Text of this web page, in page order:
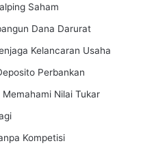
Saham
Dana Darurat
Kelancaran Usaha
Perbankan
Nilai Tukar
Kompetisi